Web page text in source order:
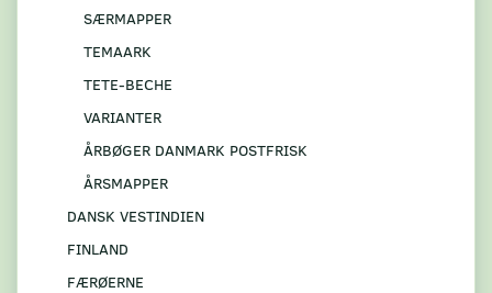
SÆRMAPPER
TEMAARK
TETE-BECHE
VARIANTER
ÅRBØGER DANMARK POSTFRISK
ÅRSMAPPER
DANSK VESTINDIEN
FINLAND
FÆRØERNE